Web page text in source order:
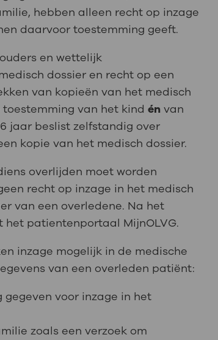
hebben alleen recht op inzage
daarvoor toestemming geeft.
en wettelijk
dossier en recht op een
van kopieën van het medisch
toestemming van het kindén van
jaar beslist zelfstandig over
kopie van het medisch dossier.
overlijden moet worden
recht op inzage in het medisch
van een overledene. Na het
patientenportaal MijnOLVG.
inzage mogelijk in de medische
van een overleden patiënt:
voor inzage in het
zoals een verzoek om